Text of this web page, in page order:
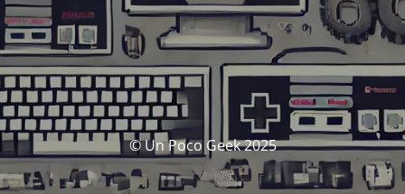
© Un Poco Geek 2025